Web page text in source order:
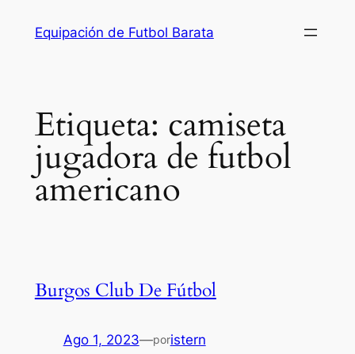
Equipación de Futbol Barata
Etiqueta: camiseta
jugadora de futbol
americano
Burgos Club De Fútbol
Ago 1, 2023—poristern